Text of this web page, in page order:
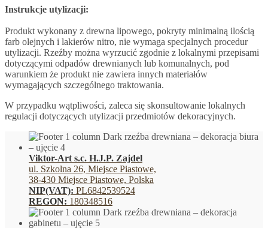
Instrukcje utylizacji:
Produkt wykonany z drewna lipowego, pokryty minimalną ilością
farb olejnych i lakierów nitro, nie wymaga specjalnych procedur
utylizacji. Rzeźby można wyrzucić zgodnie z lokalnymi przepisami
dotyczącymi odpadów drewnianych lub komunalnych, pod
warunkiem że produkt nie zawiera innych materiałów
wymagających szczególnego traktowania.
W przypadku wątpliwości, zaleca się skonsultowanie lokalnych
regulacji dotyczących utylizacji przedmiotów dekoracyjnych.
Viktor-Art s.c. H.J.P. Zajdel
ul. Szkolna 26, Miejsce Piastowe,
38-430 Miejsce Piastowe, Polska
NIP(VAT): PL6842539524
REGON: 180348516